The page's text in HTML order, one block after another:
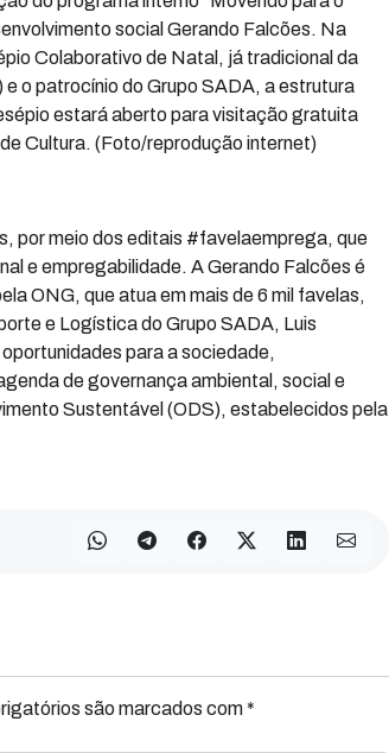
social Gerando Falcões. Na
Colaborativo de Natal, já tradicional da
o patrocínio do Grupo SADA, a estrutura
estará aberto para visitação gratuita
Cultura. (Foto/reprodução internet)
por meio dos editais #favelaemprega, que
e empregabilidade. A Gerando Falcões é
ONG, que atua em mais de 6 mil favelas,
e Logística do Grupo SADA, Luis
para a sociedade,
de governança ambiental, social e
Sustentável (ODS), estabelecidos pela
são marcados com *